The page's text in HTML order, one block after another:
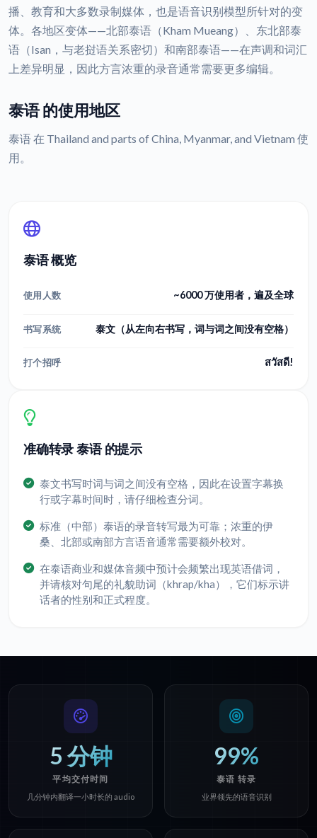
播、教育和大多数录制媒体，也是语音识别模型所针对的变
体。各地区变体——北部泰语（Kham Mueang）、东北部泰
语（Isan，与老挝语关系密切）和南部泰语——在声调和词汇
上差异明显，因此方言浓重的录音通常需要更多编辑。
泰语 的使用地区
泰语 在 Thailand and parts of China, Myanmar, and Vietnam 使
用。
泰语 概览
使用人数 ~6000 万使用者，遍及全球
书写系统 泰文（从左向右书写，词与词之间没有空格）
打个招呼 สวัสดี!
准确转录 泰语 的提示
泰文书写时词与词之间没有空格，因此在设置字幕换
行或字幕时间时，请仔细检查分词。
标准（中部）泰语的录音转写最为可靠；浓重的伊
桑、北部或南部方言语音通常需要额外校对。
在泰语商业和媒体音频中预计会频繁出现英语借词，
并请核对句尾的礼貌助词（khrap/kha），它们标示讲
话者的性别和正式程度。
5 分钟
平均交付时间
几分钟内翻译一小时长的 audio
99%
泰语 转录
业界领先的语音识别